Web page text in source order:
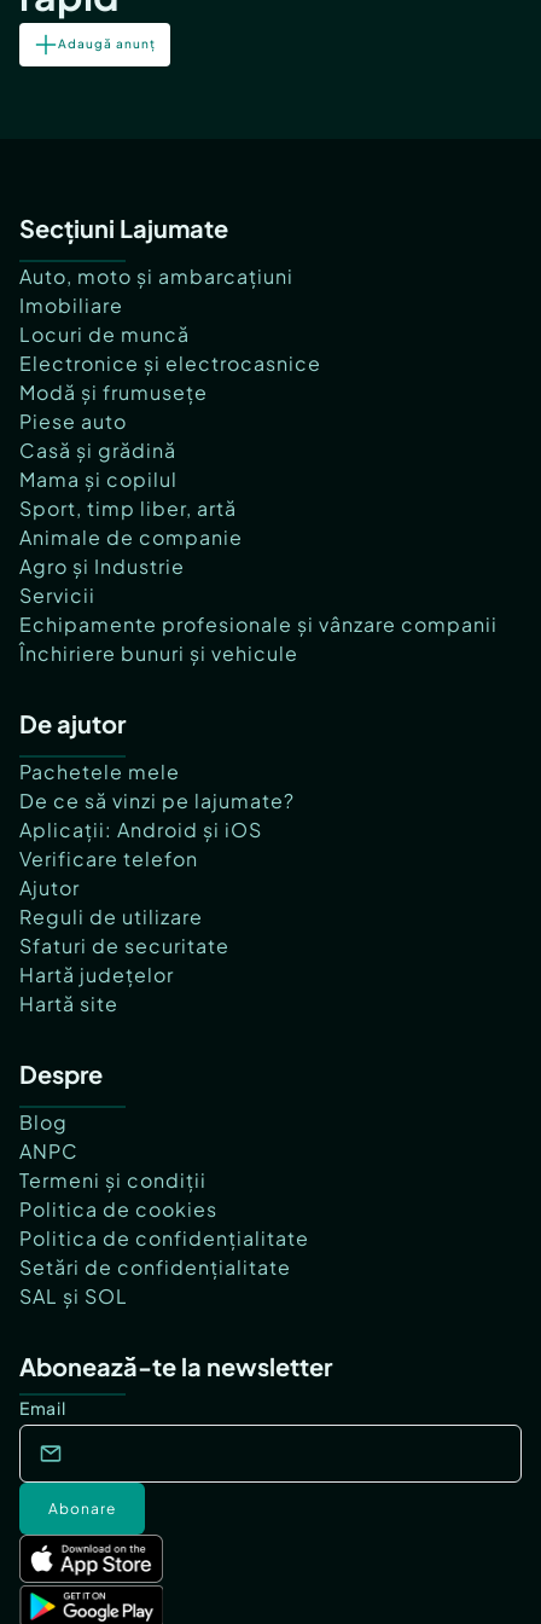
Adaugă anunț
Secțiuni Lajumate
Auto, moto și ambarcațiuni
Imobiliare
Locuri de muncă
Electronice și electrocasnice
Modă și frumusețe
Piese auto
Casă și grădină
Mama și copilul
Sport, timp liber, artă
Animale de companie
Agro și Industrie
Servicii
Echipamente profesionale și vânzare companii
Închiriere bunuri și vehicule
De ajutor
Pachetele mele
De ce să vinzi pe lajumate?
Aplicații: Android și iOS
Verificare telefon
Ajutor
Reguli de utilizare
Sfaturi de securitate
Hartă județelor
Hartă site
Despre
Blog
ANPC
Termeni și condiții
Politica de cookies
Politica de confidențialitate
Setări de confidențialitate
SAL și SOL
Abonează-te la newsletter
Email
Abonare